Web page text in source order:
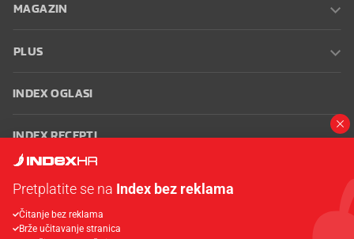
MAGAZIN
PLUS
INDEX OGLASI
INDEX RECEPTI
Oglašavanje Zaposli se na Indexu
korištenja
Postavke kolačića
Pretplatite se na Index bez reklama
Čitanje bez reklama
Brže učitavanje stranica